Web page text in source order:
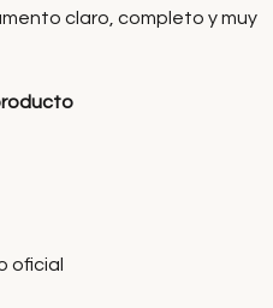
claro, completo y muy
oficial